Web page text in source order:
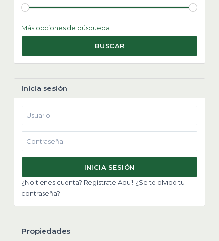
Más opciones de búsqueda
BUSCAR
Inicia sesión
INICIA SESIÓN
¿No tienes cuenta? Regístrate Aquí! ¿Se te olvidó tu
contraseña?
Propiedades